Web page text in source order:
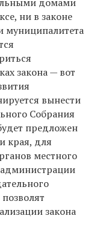
ни в законе
муниципалитета
закона — вот
вынести
Собрания
предложен
края, для
местного
закона